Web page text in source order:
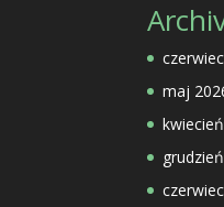
maj